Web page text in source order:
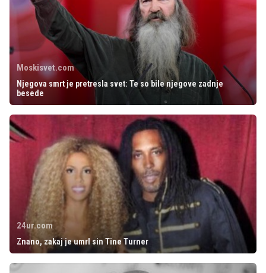
Moskisvet.com
Njegova smrt je pretresla svet: Te so bile njegove zadnje
besede
24ur.com
Znano, zakaj je umrl sin Tine Turner